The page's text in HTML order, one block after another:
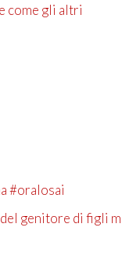
come gli altri
#oralosai
genitore di figli